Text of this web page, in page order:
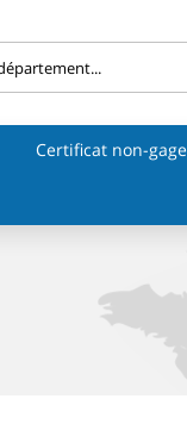
Certificat non-gage